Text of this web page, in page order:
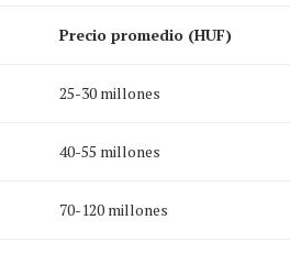
Precio promedio (HUF)
25-30 millones
40-55 millones
70-120 millones